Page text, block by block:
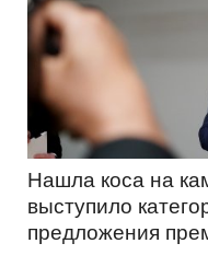
Нашла коса на
выступило
предложения